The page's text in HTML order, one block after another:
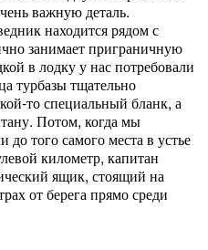
важную деталь.
находится рядом с
занимает приграничную
в лодку у нас потребовали
турбазы тщательно
то специальный бланк, а
Потом, когда мы
того самого места в устье
километр, капитан
ящик, стоящий на
от берега прямо среди